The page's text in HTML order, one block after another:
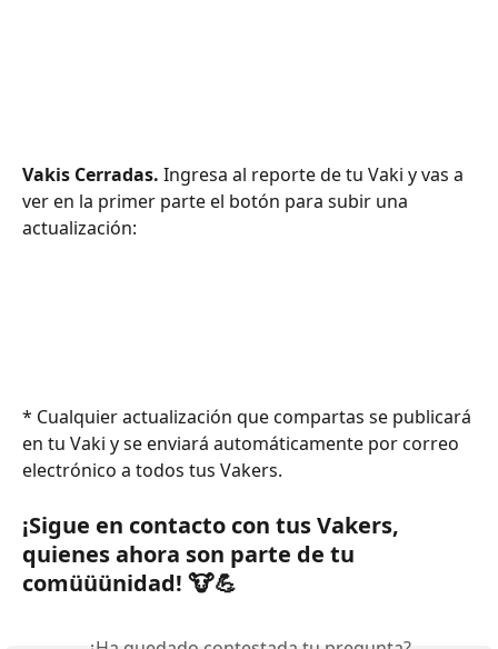
Vakis Cerradas. Ingresa al reporte de tu Vaki y vas a
ver en la primer parte el botón para subir una
actualización:
* Cualquier actualización que compartas se publicará
en tu Vaki y se enviará automáticamente por correo
electrónico a todos tus Vakers.
¡Sigue en contacto con tus Vakers,
quienes ahora son parte de tu
comüüünidad! 🐮💪